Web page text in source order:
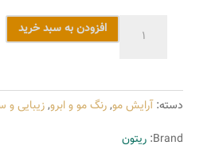
سری
Fashion
مدل
افزودن به سبد خرید
دسته:آرایش مو,رنگ مو و ابرو,زیبایی و
Brand: ریتون